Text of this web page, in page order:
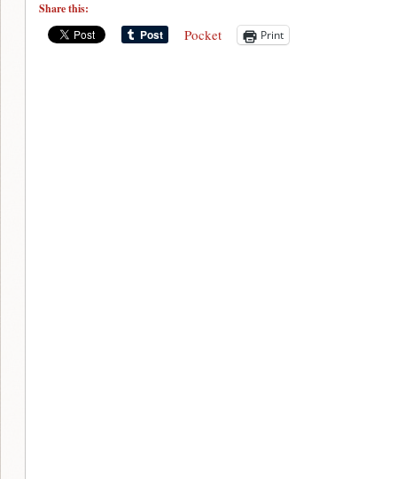
Share this:
Pocket Print